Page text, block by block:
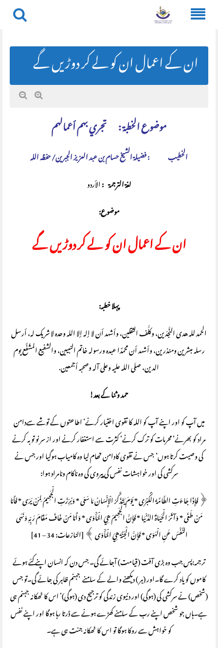
contentان کے اعمال ان کو لے کر دوڑیں گے
موضوع الخطبة: تجري بهم أعمالهم
الخطيب : فضيلة الشيخ حسام بن عبد العزيز الجبرين/ حفظه الله
لغة الترجمة :الأردو
موضوع:
ان کے اعمال ان کو لے کر دوڑیں گے
پہلا خطبہ:
الحمد لله هدى النَّجدَين، وكلَّف الثقلين، وأشهد أن لا إله إلا الله وحده لا شريك له، أرسل
رسله مبشرين ومنذرين، وأشهد أن محمدًا عبده ورسوله خاتم النبيين، والشفيع المشَفَّع يوم
الدين، صلى الله عليه وعلى آله وصحبه أجمعين.
حمد وثنا کے بعد!
میں آپ کو اور اپنے آپ کو اللہ کا تقوی اختیار کرنے‘ اطاعتوں کے توشے سےدامن
مراد کو بھرنے‘ محرمات کو ترک کرنے‘ کثرت سے استغفار کرنے اور از سر نو توبہ کرنے
کی وصیت کرتا ہوں‘ جس نے تقوی کادامن تھام لیا وہ کامیاب ہوگیا اور جس نے
سرکشی کی اور خواہشات نفس کی پیروی کی وہ ناکام ونامراد ہوا:
﴿ فَإِذَا جَاءَتِ الطَّامَّةُ الْكُبْرَى * يَوْمَ يَتَذَكَّرُ الْإِنْسَانُ مَا سَعَى * وَبُرِّزَتِ الْجَحِيمُ لِمَنْ يَرَى * فَأَمَّا
مَنْ طَغَى * وَآثَرَ الْحَيَاةَ الدُّنْيَا * فَإِنَّ الْجَحِيمَ هِيَ الْمَأْوَى * وَأَمَّا مَنْ خَافَ مَقَامَ رَبِّهِ وَنَهَى
النَّفْسَ عَنِ الْهَوَى * فَإِنَّ الْجَنَّةَ هِيَ الْمَأْوَى ﴾ [النازعات: 34 – 41]
ترجمہ:پس جب وہ بڑی آفت (قیامت) آجائے گی۔ جس دن کہ انسان اپنے کئے ہوئے
کاموں کو یاد کرے گا۔اور (ہر ) دیکھنے والے کے سامنے جہنم ظاہر کی جائے گی۔تو جس
(شخص) نے سرکشی کی (ہوگی) اور دنیوی زندگی کو ترجیح دی (ہوگی)‘ اس کا ٹھکانہ جہنم ہی
ہے۔ہاں جو شخص اپنے رب کے سامنے کھڑے ہونے سے ڈرتا رہا ہوگا اور اپنے نفس
کو خواہش سے روکا ہوگا تو اس کا ٹھکانہ جنت ہی ہے۔